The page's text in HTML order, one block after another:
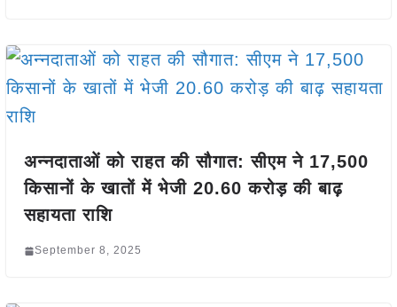
अन्नदाताओं को राहत की सौगात: सीएम ने 17,500
किसानों के खातों में भेजी 20.60 करोड़ की बाढ़
सहायता राशि
September 8, 2025